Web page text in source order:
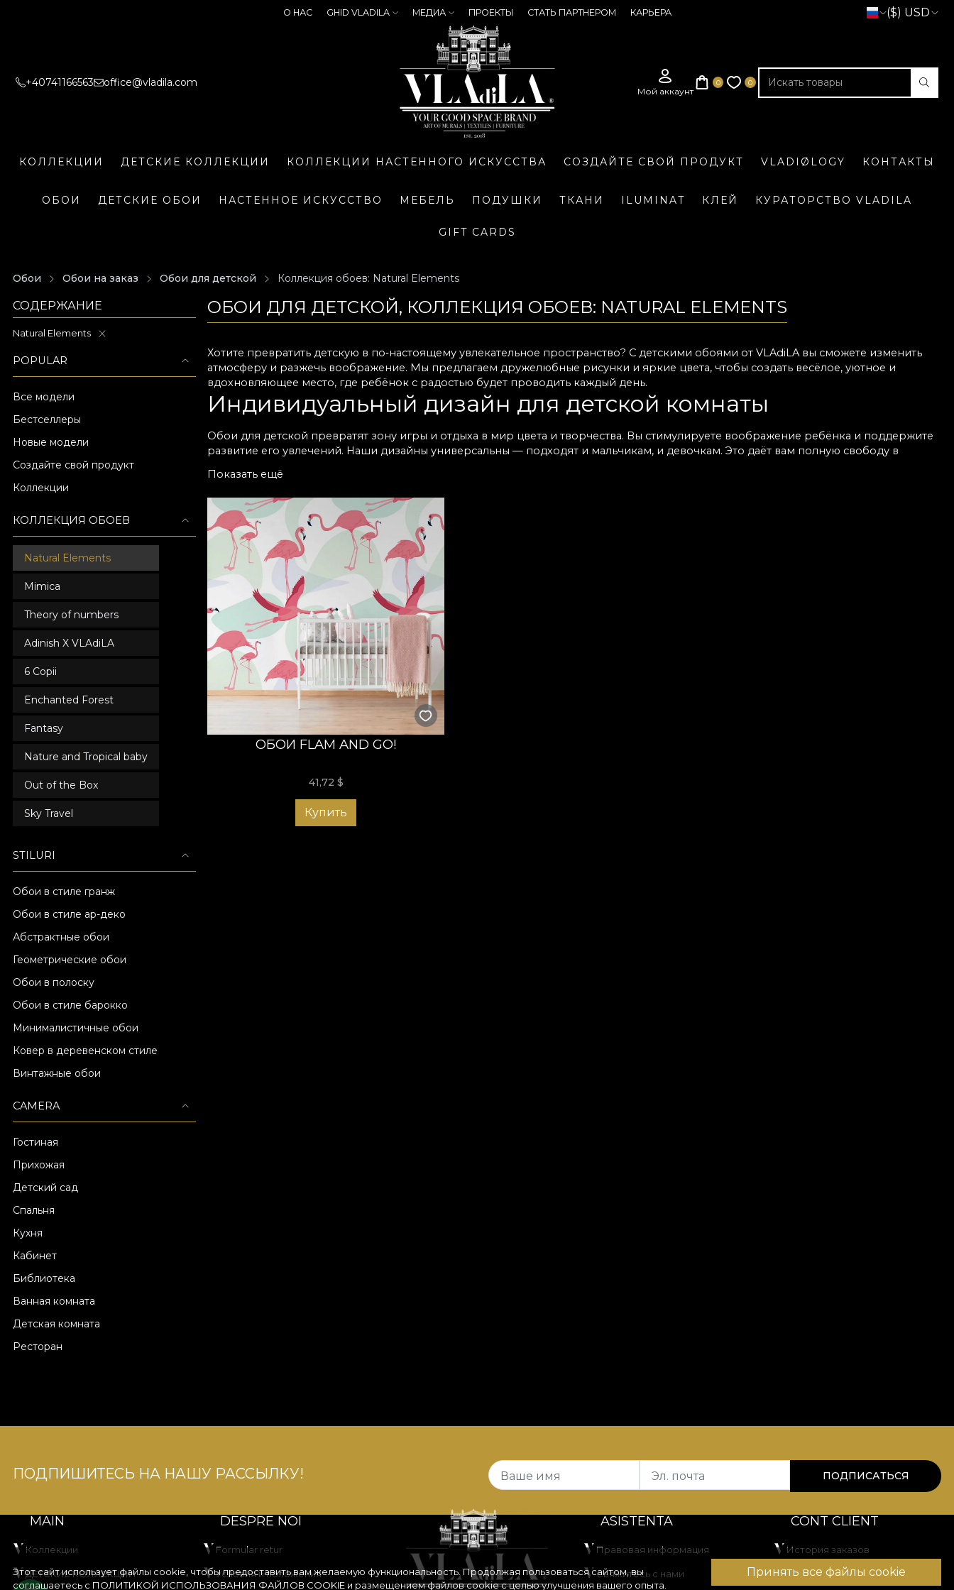
О НАС GHID VLADILA МЕДИА ПРОЕКТЫ СТАТЬ ПАРТНЕРОМ КАРЬЕРА ($) USD
+40741166563 office@vladila.com
КОЛЛЕКЦИИ ДЕТСКИЕ КОЛЛЕКЦИИ КОЛЛЕКЦИИ НАСТЕННОГО ИСКУССТВА СОЗДАЙТЕ СВОЙ ПРОДУКТ VLADIØLOGY КОНТАКТЫ
ОБОИ ДЕТСКИЕ ОБОИ НАСТЕННОЕ ИСКУССТВО МЕБЕЛЬ ПОДУШКИ ТКАНИ ILUMINAT КЛЕЙ КУРАТОРСТВО VLADILA
GIFT CARDS
Обои Обои на заказ Обои для детской Коллекция обоев: Natural Elements
СОДЕРЖАНИЕ
Natural Elements
POPULAR
Все модели
Бестселлеры
Новые модели
Создайте свой продукт
Коллекции
КОЛЛЕКЦИЯ ОБОЕВ
Natural Elements
Mimica
Theory of numbers
Adinish X VLAdiLA
6 Copii
Enchanted Forest
Fantasy
Nature and Tropical baby
Out of the Box
Sky Travel
STILURI
Обои в стиле гранж
Обои в стиле ар-деко
Абстрактные обои
Геометрические обои
Обои в полоску
Обои в стиле барокко
Минималистичные обои
Ковер в деревенском стиле
Винтажные обои
CAMERA
Гостиная
Прихожая
Детский сад
Спальня
Кухня
Кабинет
Библиотека
Ванная комната
Детская комната
Ресторан
ОБОИ ДЛЯ ДЕТСКОЙ, КОЛЛЕКЦИЯ ОБОЕВ: NATURAL ELEMENTS
Хотите превратить детскую в по‑настоящему увлекательное пространство? С детскими обоями от VLAdiLA вы сможете изменить
атмосферу и разжечь воображение. Мы предлагаем дружелюбные рисунки и яркие цвета, чтобы создать весёлое, уютное и
вдохновляющее место, где ребёнок с радостью будет проводить каждый день.
Индивидуальный дизайн для детской комнаты
Обои для детской превратят зону игры и отдыха в мир цвета и творчества. Вы стимулируете воображение ребёнка и поддержите
развитие его увлечений. Наши дизайны универсальны — подходят и мальчикам, и девочкам. Это даёт вам полную свободу в
клеить, они долговечны и отлично выглядят годами. Сертифицированные материалы гарантируют простой уход, независимо от
выбранного рисунка или текстуры. Так вы быстрее и проще создадите идеальное пространство для малыша.
Обои из безопасных и экологичных материалов
Безопасность детей для нас — приоритет. Поэтому все обои для детской выполнены из экологичных материалов. Хотите подарить
ребёнку сказочный интерьер? Можете быть уверены в наших строгих стандартах. Обеспечьте ему безопасное, яркое и
вдохновляющее пространство для игр и учёбы. Мы предоставляем консультации по каждому дизайну, чтобы вам было легче
принять правильное решение. Ваш малыш заслуживает гармоничной, защищённой и комфортной среды для развития. С нами
сделать ребёнка счастливым проще — заходите в VLAdiLA, выбирайте детские обои и найдите идеальную модель прямо сейчас,
чтобы каждый момент стал особенным для ребёнка!
Показать ещё
ОБОИ FLAM AND GO!
41,72 $
Купить
Этот сайт использует файлы cookie, чтобы предоставить вам желаемую функциональность. Продолжая пользоваться сайтом, вы
соглашаетесь с ПОЛИТИКОЙ ИСПОЛЬЗОВАНИЯ ФАЙЛОВ COOKIE и размещением файлов cookie с целью улучшения вашего опыта.
Принять все файлы cookie
ПОДПИШИТЕСЬ НА НАШУ РАССЫЛКУ! Ваше имя Эл. почта ПОДПИСАТЬСЯ
MAIN
Коллекции
ДЕТСКИЕ КОЛЛЕКЦИИ
DESPRE NOI
Formular retur
Условия и положения
ASISTENTA
Правовая информация
Свяжитесь с нами
CONT CLIENT
История заказов
Избранные товары